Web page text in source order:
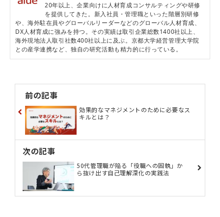
20年以上、企業向けに人材育成コンサルティングや研修
を提供してきた。新入社員・管理職といった階層別研修
や、海外駐在員やグローバルリーダーなどのグローバル人材育成、
DX人材育成に強みを持つ。その実績は取引企業総数1400社以上、
海外現地法人取引社数400社以上に及ぶ。京都大学経営管理大学院
との産学連携など、独自の研究活動も精力的に行っている。
前の記事
効果的なマネジメントのために必要なス
キルとは？
次の記事
50代管理職が陥る「役職への固執」か
ら抜け出す自己理解深化の実践法